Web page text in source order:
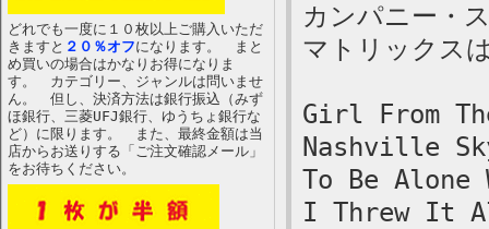
どれでも一度に１０枚以上ご購入いただ
きますと ２０％オフになります。 まと
め買いの場合はかなりお得になりま
す。 カテゴリー、ジャンルは問いませ
ん。 但し、決済方法は銀行振込（みず
ほ銀行、三菱UFJ銀行、ゆうちょ銀行な
ど）に限ります。 また、最終金額は当
店からお送りする「ご注文確認メール」
をお待ちください。
カンパニー・
マトリックス
Girl From
Nashville
To Be Alone
I Threw It